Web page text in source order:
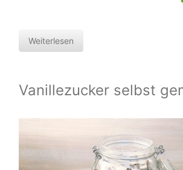
Weiterlesen
Vanillezucker selbst